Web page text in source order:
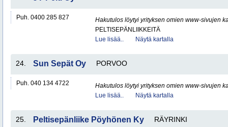
Puh. 0400 285 827
Hakutulos löytyi yrityksen omien www-sivujen
PELTISEPÄNLIIKKEITÄ
Lue lisää..
Näytä kartalla
24. Sun Sepät Oy PORVOO
Puh. 040 134 4722
Hakutulos löytyi yrityksen omien www-sivujen
Lue lisää..
Näytä kartalla
25. Peltisepänliike Pöyhönen Ky RÄYRINKI